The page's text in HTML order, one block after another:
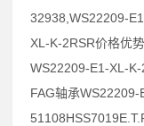
32938,WS22209-
XL-K-2RSR价格优
WS22209-E1-XL-
FAG轴承